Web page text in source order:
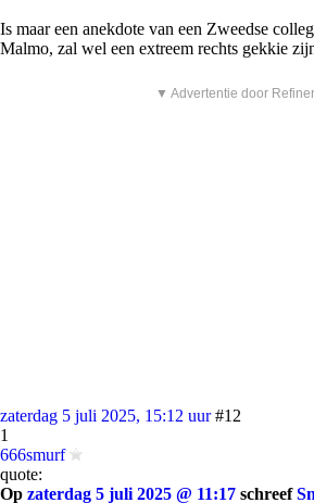
Is maar een anekdote van een Zweedse
Malmo, zal wel een extreem rechts gekkie
▼ Advertentie door
zaterdag 5 juli 2025, 15:12 uur #12
1
666smurf
quote:
Op zaterdag 5 juli 2025 @ 11:17 schreef